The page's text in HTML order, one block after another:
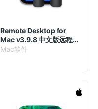
Remote Desktop for
Mac v3.9.8 中文版远程桌
面
Mac软件